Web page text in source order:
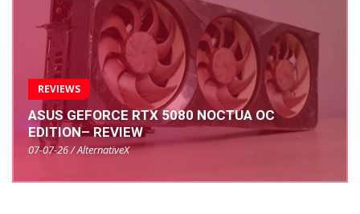
REVIEWS
ASUS GEFORCE RTX 5080 NOCTUA OC
EDITION– REVIEW
07-07-26 / AlternativeX